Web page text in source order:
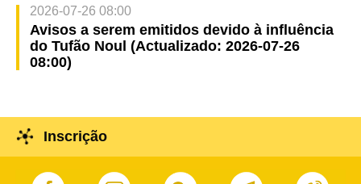
2026-07-26 08:00
Avisos a serem emitidos devido à influência
do Tufão Noul (Actualizado: 2026-07-26
08:00)
Inscrição